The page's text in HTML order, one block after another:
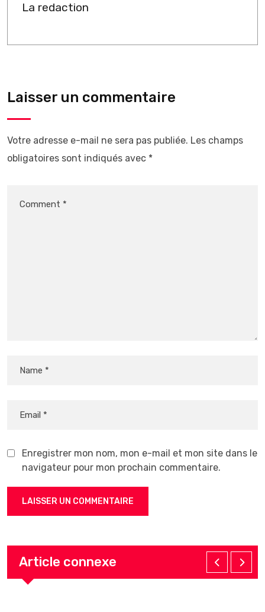
La redaction
Laisser un commentaire
Votre adresse e-mail ne sera pas publiée. Les champs
obligatoires sont indiqués avec *
Enregistrer mon nom, mon e-mail et mon site dans le
navigateur pour mon prochain commentaire.
Article connexe